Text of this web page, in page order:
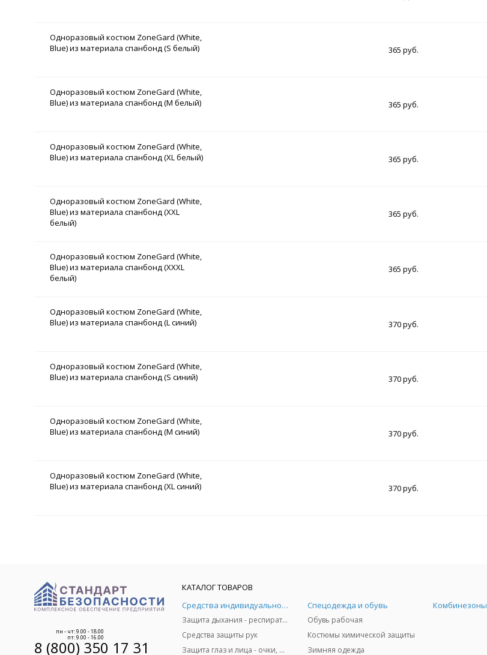
Одноразовый костюм ZoneGard (White,
Blue) из материала спанбонд (S белый)
365 руб.
Одноразовый костюм ZoneGard (White,
Blue) из материала спанбонд (M белый)
365 руб.
Одноразовый костюм ZoneGard (White,
Blue) из материала спанбонд (XL белый)
365 руб.
Одноразовый костюм ZoneGard (White,
Blue) из материала спанбонд (XXL
белый)
365 руб.
Одноразовый костюм ZoneGard (White,
Blue) из материала спанбонд (XXXL
белый)
365 руб.
Одноразовый костюм ZoneGard (White,
Blue) из материала спанбонд (L синий)
370 руб.
Одноразовый костюм ZoneGard (White,
Blue) из материала спанбонд (S синий)
370 руб.
Одноразовый костюм ZoneGard (White,
Blue) из материала спанбонд (M синий)
370 руб.
Одноразовый костюм ZoneGard (White,
Blue) из материала спанбонд (XL синий)
370 руб.
пн - чт: 9.00 - 18.00
пт: 9.00 - 16.00
8 (800) 350 17 31
КАТАЛОГ ТОВАРОВ
Средства индивидуальной защиты
Защита дыхания - респираторы, противогазы, фильтры, дозиметры
Средства защиты рук
Защита глаз и лица - очки, щитки
Спецодежда и обувь
Обувь рабочая
Костюмы химической защиты
Зимняя одежда